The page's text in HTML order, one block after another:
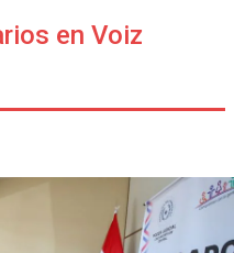
en Voiz